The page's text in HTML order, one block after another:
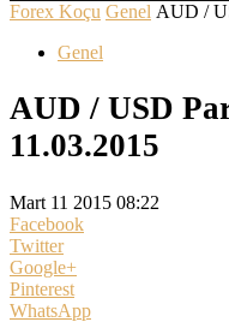
Forex Koçu Genel AUD /
Genel
AUD / USD
11.03.2015
Mart 11 2015 08:22
Facebook
Twitter
Google+
Pinterest
WhatsApp